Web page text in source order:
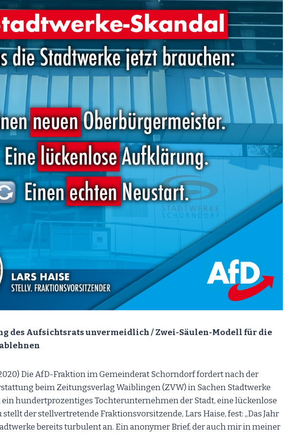
des Aufsichtsrats unvermeidlich / Zwei-Säulen-Modell für die
Die AfD-Fraktion im Gemeinderat Schorndorf fordert nach der
beim Zeitungsverlag Waiblingen (ZVW) in Sachen Stadtwerke
hundertprozentiges Tochterunternehmen der Stadt, eine lückenlose
der stellvertretende Fraktionsvorsitzende, Lars Haise, fest: „Das Jahr
bereits turbulent an. Ein anonymer Brief, der auch mir in meiner